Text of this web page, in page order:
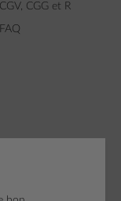
CGV, CGG et R
FAQ